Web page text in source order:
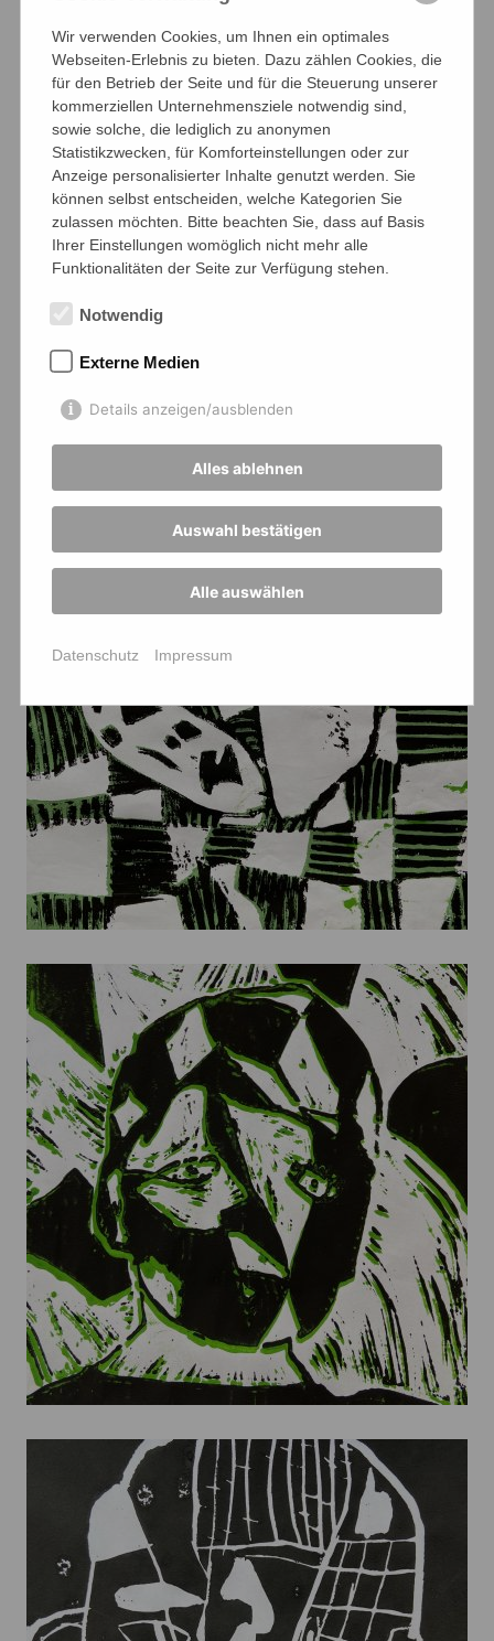
Wir verwenden Cookies, um Ihnen ein optimales
Webseiten-Erlebnis zu bieten. Dazu zählen Cookies, die
für den Betrieb der Seite und für die Steuerung unserer
kommerziellen Unternehmensziele notwendig sind,
sowie solche, die lediglich zu anonymen
Statistikzwecken, für Komforteinstellungen oder zur
Anzeige personalisierter Inhalte genutzt werden. Sie
können selbst entscheiden, welche Kategorien Sie
zulassen möchten. Bitte beachten Sie, dass auf Basis
Ihrer Einstellungen womöglich nicht mehr alle
Funktionalitäten der Seite zur Verfügung stehen.
Notwendig
Externe Medien
Details anzeigen/ausblenden
Alles ablehnen
Auswahl bestätigen
Alle auswählen
Datenschutz Impressum